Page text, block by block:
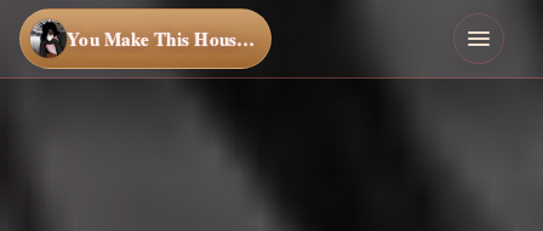
You Make This House a Home